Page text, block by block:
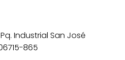
Industrial San José
865